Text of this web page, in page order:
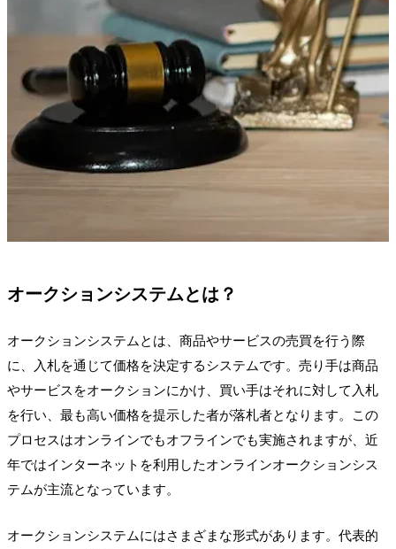
オークションシステムとは？
オークションシステムとは、商品やサービスの売買を行う際
に、入札を通じて価格を決定するシステムです。売り手は商品
やサービスをオークションにかけ、買い手はそれに対して入札
を行い、最も高い価格を提示した者が落札者となります。この
プロセスはオンラインでもオフラインでも実施されますが、近
年ではインターネットを利用したオンラインオークションシス
テムが主流となっています。
オークションシステムにはさまざまな形式があります。代表的